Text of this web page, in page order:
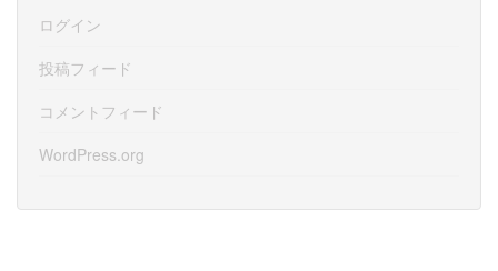
ログイン
投稿フィード
コメントフィード
WordPress.org